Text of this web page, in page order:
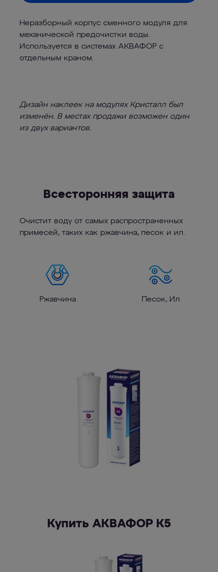
Неразборный корпус сменного модуля для
механической предочистки воды.
Используется в системах АКВАФОР с
отдельным краном.
Дизайн наклеек на модулях Кристалл был
изменён. В местах продажи возможен один
из двух вариантов.
Всесторонняя защита
Очистит воду от самых распространенных
примесей, таких как ржавчина, песок и ил.
Ржавчина Песок, Ил
Купить АКВАФОР К5